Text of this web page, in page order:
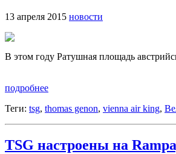
13 апреля 2015 новости
В этом году Ратушная площадь
подробнее
Теги: tsg, thomas genon, vienna air king,
TSG настроены на